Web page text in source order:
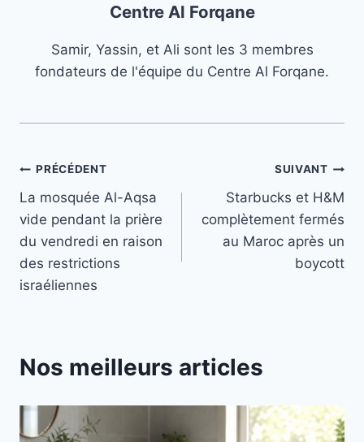
Centre Al Forqane
Samir, Yassin, et Ali sont les 3 membres
fondateurs de l'équipe du Centre Al Forqane.
Navigation
de
l’article
PRÉCÉDENT
La mosquée Al-Aqsa
vide pendant la prière
du vendredi en raison
des restrictions
israéliennes
SUIVANT
Starbucks et H&M
complètement fermés
au Maroc après un
boycott
Nos meilleurs articles